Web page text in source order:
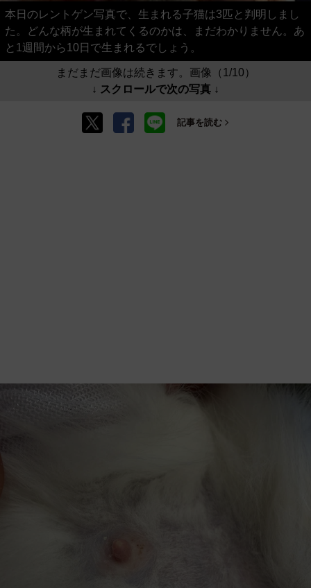
本日のレントゲン写真で、生まれる子猫は3匹と判明しまし
た。どんな柄が生まれてくるのかは、まだわかりません。あ
と1週間から10日で生まれるでしょう。
まだまだ画像は続きます。画像（1/10）
↓ スクロールで次の写真 ↓
記事を読む